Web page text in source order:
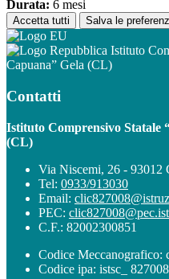
Durata: 6 mesi
Accetta tutti Salva le
Istituto
Capuana” Gela (CL)
Contatti
Istituto Comprensivo Statale
(CL)
Via Niscemi, 26 - 93012
Tel: 0933/913030
Email:
PEC:
C.F.: 82002300851
Codice Meccanografico:
Codice ipa: istsc_ 827008